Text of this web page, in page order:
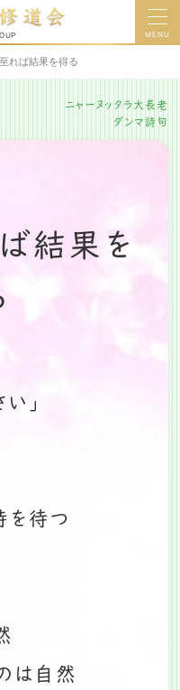
MENU
れば結果を得る
ニャーヌッタラ大長老
ダンマ詩句
結果を
」
を待つ
は自然